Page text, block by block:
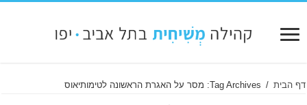
דף הבית / Tag Archives: מסר על האגרת הראשונה לטימותיאוס